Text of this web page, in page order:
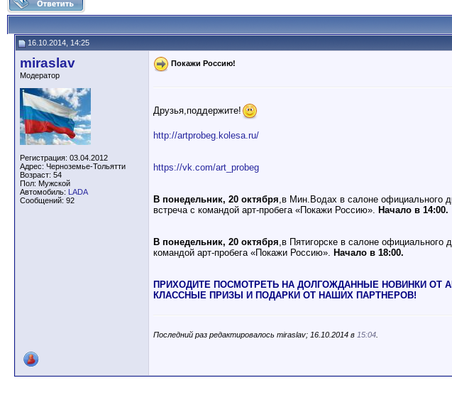
16.10.2014, 14:25
miraslav
Модератор
Регистрация: 03.04.2012
Адрес: Черноземье-Тольятти
Возраст: 54
Пол: Мужской
Автомобиль: LADA
Сообщений: 92
Покажи Россию!
Друзья,поддержите!
http://artprobeg.kolesa.ru/
https://vk.com/art_probeg
В понедельник, 20 октября,в Мин.Водах в салоне официального
встреча с командой арт-пробега «Покажи Россию». Начало в 14:00.
В понедельник, 20 октября,в Пятигорске в салоне официального
командой арт-пробега «Покажи Россию». Начало в 18:00.
ПРИХОДИТЕ ПОСМОТРЕТЬ НА ДОЛГОЖДАННЫЕ НОВИНКИ ОТ
КЛАССНЫЕ ПРИЗЫ И ПОДАРКИ ОТ НАШИХ ПАРТНЕРОВ!
Последний раз редактировалось miraslav; 16.10.2014 в 15:04